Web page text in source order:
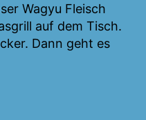
Wagyu Fleisch
auf dem Tisch.
Dann geht es